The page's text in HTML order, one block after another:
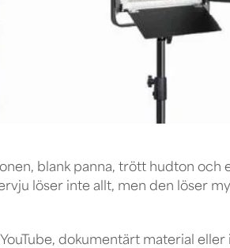
blank panna, trött hudton och
löser inte allt, men den löser
dokumentärt material eller